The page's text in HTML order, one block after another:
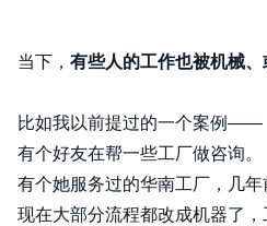
当下， 有些人的工作也被机械、
比如我以前提过的一个案例——
有个好友在帮一些工厂做咨询。
有个她服务过的华南工厂，几年
现在大部分流程都改成机器了，